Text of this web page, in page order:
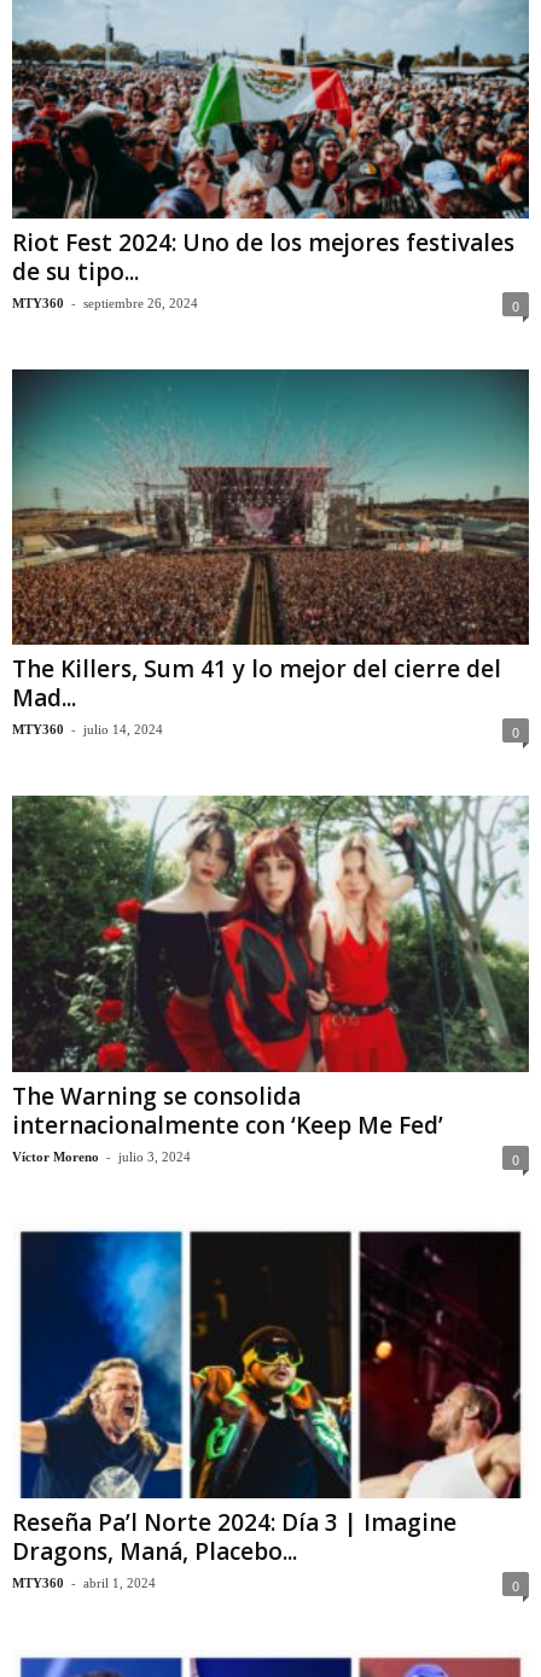
Riot Fest 2024: Uno de los mejores festivales
de su tipo...
MTY360 - septiembre 26, 2024 0
The Killers, Sum 41 y lo mejor del cierre del
Mad...
MTY360 - julio 14, 2024 0
The Warning se consolida
internacionalmente con ‘Keep Me Fed’
Víctor Moreno - julio 3, 2024 0
Reseña Pa’l Norte 2024: Día 3 | Imagine
Dragons, Maná, Placebo...
MTY360 - abril 1, 2024 0